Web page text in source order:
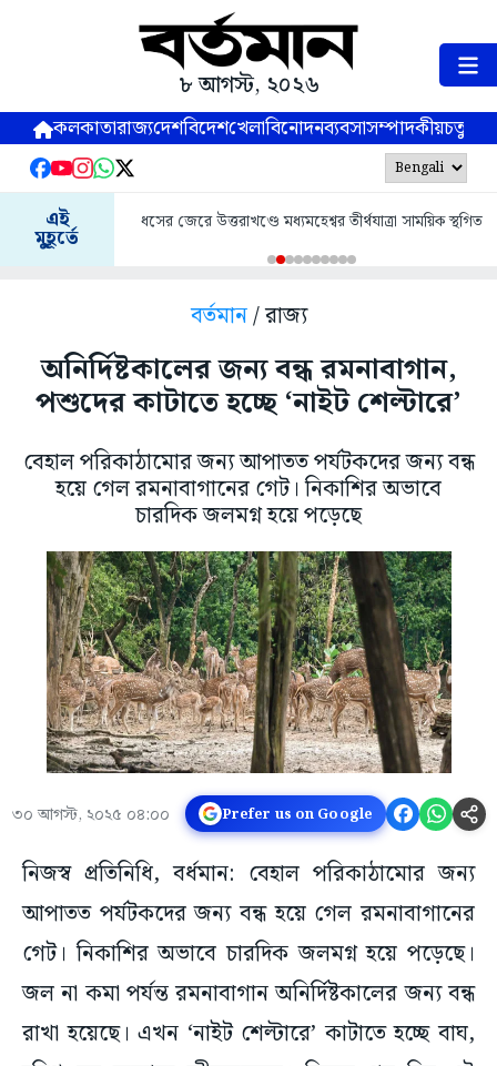
৮ আগস্ট, ২০২৬
কলকাতারাজ্যদেশবিদেশখেলাবিনোদনব্যবসাসম্পাদকীয়
এই
মুহূর্তে
ধসের জেরে উত্তরাখণ্ডে মধ্যমহেশ্বর তীর্থযাত্রা সাময়িক স্থগিত
বর্তমান/ রাজ্য
অনির্দিষ্টকালের জন্য বন্ধ রমনাবাগান,
পশুদের কাটাতে হচ্ছে ‘নাইট শেল্টারে’
বেহাল পরিকাঠামোর জন্য আপাতত পর্যটকদের জন্য‌ বন্ধ
হয়ে গেল রমনাবাগানের গেট। নিকাশির অভাবে
চারদিক জলমগ্ন হয়ে পড়েছে
৩০ আগস্ট, ২০২৫ ০৪:০০ Prefer us on Google
নিজস্ব প্রতিনিধি, বর্ধমান: বেহাল পরিকাঠামোর জন্য
আপাতত পর্যটকদের জন্য‌ বন্ধ হয়ে গেল রমনাবাগানের
গেট। নিকাশির অভাবে চারদিক জলমগ্ন হয়ে পড়েছে।
জল না কমা পর্যন্ত রমনাবাগান অনির্দিষ্টকালের জন্য বন্ধ
রাখা হয়েছে। এখন ‘নাইট শেল্টারে’ কাটাতে হচ্ছে বাঘ,